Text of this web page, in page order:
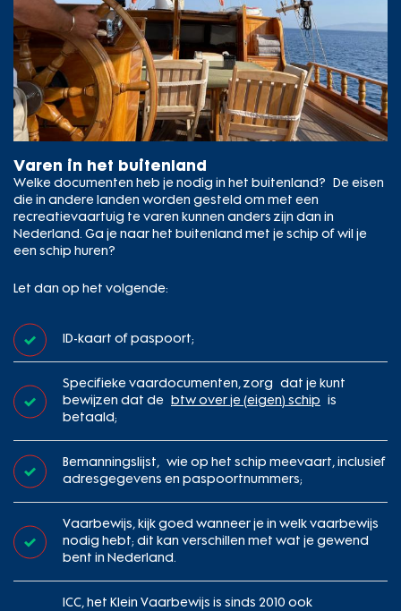
Varen in het buitenland
Welke documenten heb je nodig in het buitenland? De eisen
die in andere landen worden gesteld om met een
recreatievaartuig te varen kunnen anders zijn dan in
Nederland. Ga je naar het buitenland met je schip of wil je
een schip huren?
Let dan op het volgende:
ID-kaart of paspoort;
Specifieke vaardocumenten, zorg dat je kunt
bewijzen dat de
btw over je (eigen) schip is
betaald;
Bemanningslijst, wie op het schip meevaart, inclusief
adresgegevens en paspoortnummers;
Vaarbewijs, kijk goed wanneer je in welk vaarbewijs
nodig hebt; dit kan verschillen met wat je gewend
bent in Nederland.
ICC, het Klein Vaarbewijs is sinds 2010 ook